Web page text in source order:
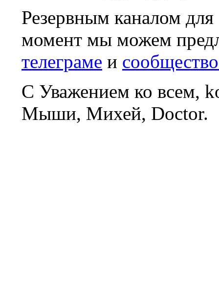
Резервным каналом
момент мы можем
телеграме и
С Уважением ко всем,
Мыши, Михей, Doctor.